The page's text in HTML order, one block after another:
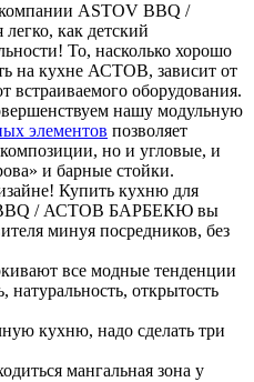
ASTOV BBQ /
как детский
То, насколько хорошо
на кухне АСТОВ, зависит от
встраиваемого оборудования.
нашу модульную
элементов позволяет
но и угловые, и
и барные стойки.
Купить кухню для
BBQ / АСТОВ БАРБЕКЮ вы
минуя посредников, без
все модные тенденции
открытость
кухню, надо сделать три
мангальная зона у